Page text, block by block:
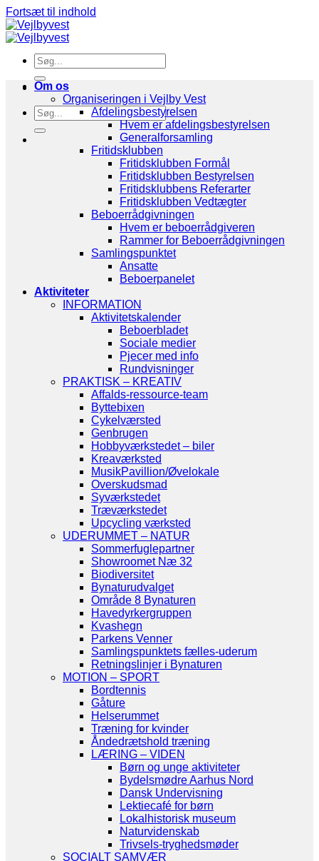
Fortsæt til indhold
Om os
Organiseringen i Vejlby Vest
Afdelingsbestyrelsen
Hvem er afdelingsbestyrelsen
Generalforsamling
Fritidsklubben
Fritidsklubben Formål
Fritidsklubben Bestyrelsen
Fritidsklubbens Referarter
Fritidsklubben Vedtægter
Beboerrådgivningen
Hvem er beboerrådgiveren
Rammer for Beboerrådgivningen
Samlingspunktet
Ansatte
Beboerpanelet
Aktiviteter
INFORMATION
Aktivitetskalender
Beboerbladet
Sociale medier
Pjecer med info
Rundvisninger
PRAKTISK – KREATIV
Affalds-ressource-team
Byttebixen
Cykelværsted
Genbrugen
Hobbyværkstedet – biler
Kreaværksted
MusikPavillion/Øvelokale
Overskudsmad
Syværkstedet
Træværkstedet
Upcycling værksted
UDERUMMET – NATUR
Sommerfuglepartner
Showroomet Næ 32
Biodiversitet
Bynaturudvalget
Område 8 Bynaturen
Havedyrkergruppen
Kvashegn
Parkens Venner
Samlingspunktets fælles-uderum
Retningslinjer i Bynaturen
MOTION – SPORT
Bordtennis
Gåture
Helserummet
Træning for kvinder
Åndedrætshold træning
LÆRING – VIDEN
Børn og unge aktiviteter
Bydelsmødre Aarhus Nord
Dansk Undervisning
Lektiecafé for børn
Lokalhistorisk museum
Naturvidenskab
Trivsels-tryghedsmøder
SOCIALT SAMVÆR